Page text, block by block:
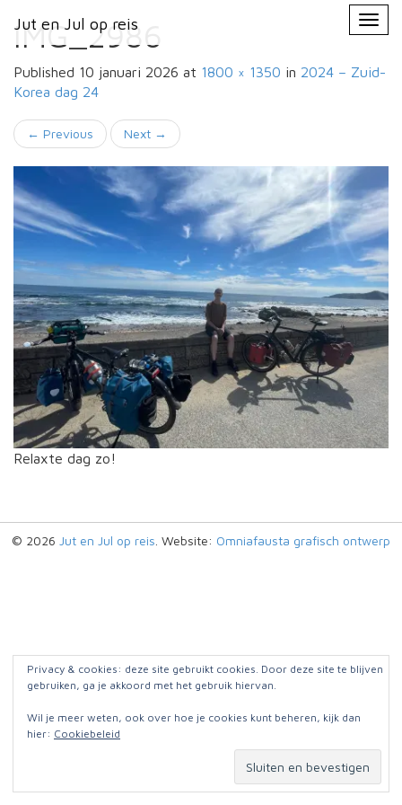
Jut en Jul op reis
Primary
Menu
Jut en Jul op reis
IMG_2986
Published 10 januari 2026 at 1800 × 1350 in 2024 – Zuid-
Korea dag 24
← Previous Next →
Relaxte dag zo!
© 2026 Jut en Jul op reis . Website: Omniafausta grafisch ontwerp
Privacy & cookies: deze site gebruikt cookies. Door deze site te blijven
gebruiken, ga je akkoord met het gebruik hiervan.
Wil je meer weten, ook over hoe je cookies kunt beheren, kijk dan
hier: Cookiebeleid